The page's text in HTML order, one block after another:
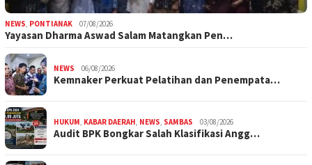
NEWS, PONTIANAK 07/08/2026
Yayasan Dharma Aswad Salam Matangkan Pen…
NEWS 06/08/2026
Kemnaker Perkuat Pelatihan dan Penempata…
HUKUM, KABAR DAERAH, NEWS, SAMBAS 03/08/2026
Audit BPK Bongkar Salah Klasifikasi Angg…